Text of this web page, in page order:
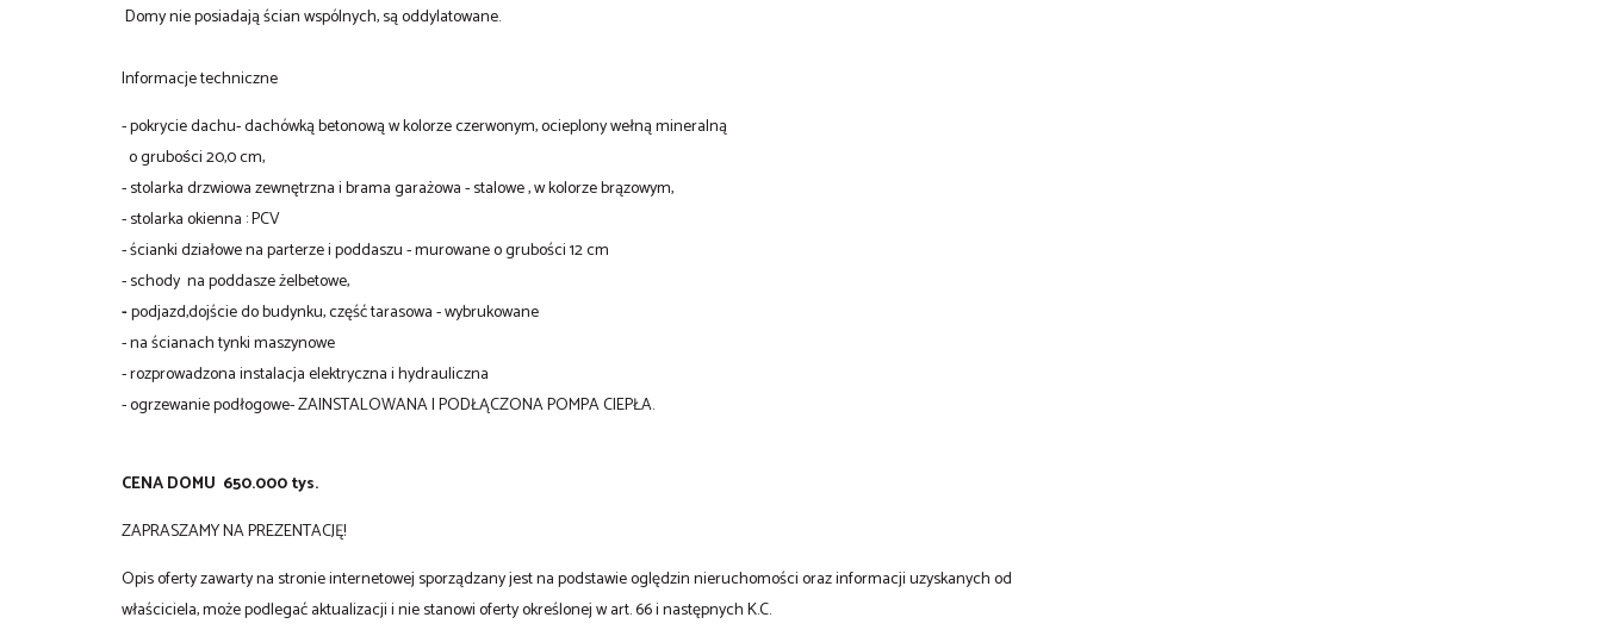
Domy nie posiadają ścian wspólnych, są oddylatowane.
Informacje techniczne
- pokrycie dachu- dachówką betonową w kolorze czerwonym, ocieplony wełną mineralną
o grubości 20,0 cm,
- stolarka drzwiowa zewnętrzna i brama garażowa - stalowe , w kolorze brązowym,
- stolarka okienna : PCV
- ścianki działowe na parterze i poddaszu - murowane o grubości 12 cm
- schody na poddasze żelbetowe,
-podjazd,dojście do budynku, część tarasowa - wybrukowane
- na ścianach tynki maszynowe
- rozprowadzona instalacja elektryczna i hydrauliczna
- ogrzewanie podłogowe- ZAINSTALOWANA I PODŁĄCZONA POMPA CIEPŁA.
CENA DOMU 650.000 tys.
ZAPRASZAMY NA PREZENTACJĘ!
Opis oferty zawarty na stronie internetowej sporządzany jest na podstawie oględzin nieruchomości oraz informacji uzyskanych od
właściciela, może podlegać aktualizacji i nie stanowi oferty określonej w art. 66 i następnych K.C.